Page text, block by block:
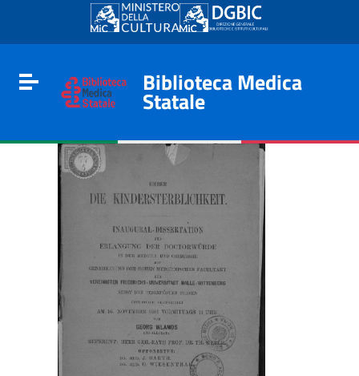
Go to content
Go to the navigation menu
Go to the footer
Toggle navigation
Biblioteca Medica
Statale